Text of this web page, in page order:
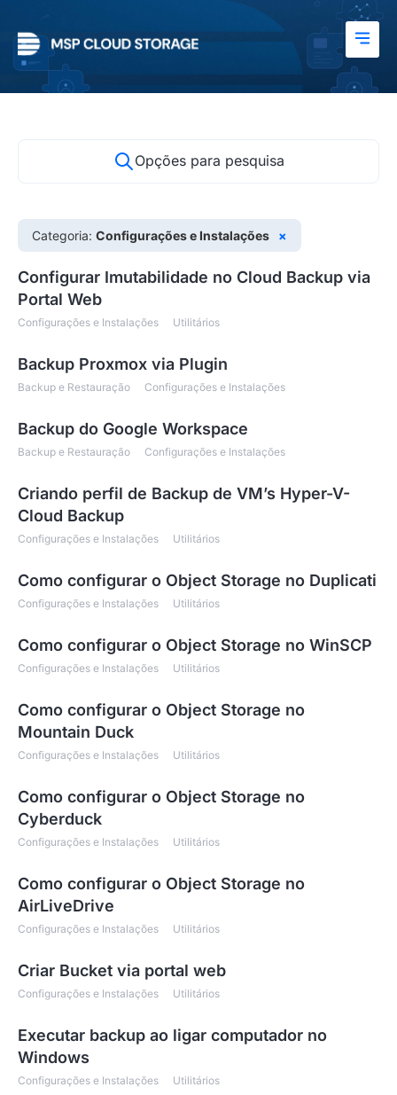
Opções para pesquisa
Categoria: Configurações e Instalações ×
Configurar Imutabilidade no Cloud Backup via
Portal Web
Configurações e Instalações Utilitários
Backup Proxmox via Plugin
Backup e Restauração Configurações e Instalações
Backup do Google Workspace
Backup e Restauração Configurações e Instalações
Criando perfil de Backup de VM’s Hyper-V-
Cloud Backup
Configurações e Instalações Utilitários
Como configurar o Object Storage no Duplicati
Configurações e Instalações Utilitários
Como configurar o Object Storage no WinSCP
Configurações e Instalações Utilitários
Como configurar o Object Storage no
Mountain Duck
Configurações e Instalações Utilitários
Como configurar o Object Storage no
Cyberduck
Configurações e Instalações Utilitários
Como configurar o Object Storage no
AirLiveDrive
Configurações e Instalações Utilitários
Criar Bucket via portal web
Configurações e Instalações Utilitários
Executar backup ao ligar computador no
Windows
Configurações e Instalações Utilitários